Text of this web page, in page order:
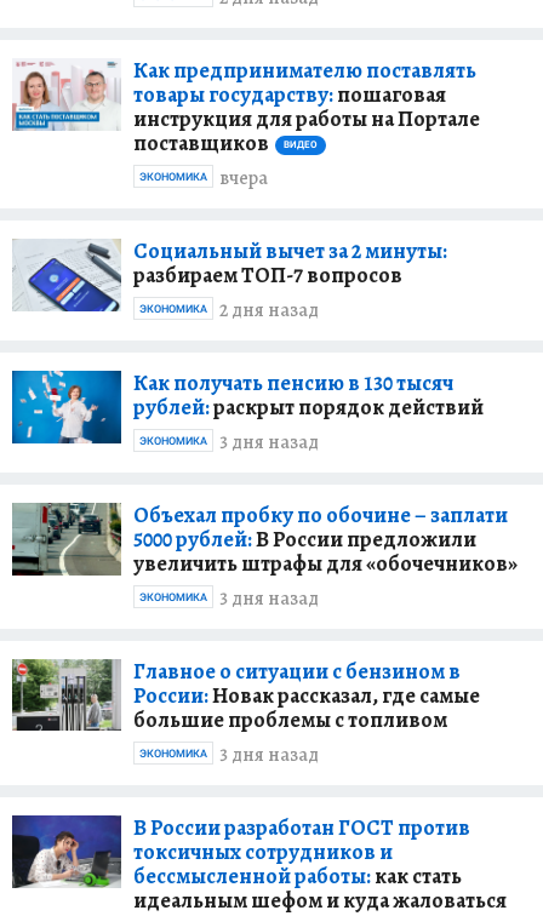
Как предпринимателю поставлять
товары государству:пошаговая
инструкция для работы на Портале
поставщиков
ВИДЕО
вчера
ЭКОНОМИКА
Социальный вычет за 2 минуты:
разбираем ТОП-7 вопросов
2 дня назад
ЭКОНОМИКА
Как получать пенсию в 130 тысяч
рублей:раскрыт порядок действий
3 дня назад
ЭКОНОМИКА
Объехал пробку по обочине – заплати
5000 рублей:В России предложили
увеличить штрафы для «обочечников»
3 дня назад
ЭКОНОМИКА
Главное о ситуации с бензином в
России:Новак рассказал, где самые
большие проблемы с топливом
3 дня назад
ЭКОНОМИКА
В России разработан ГОСТ против
токсичных сотрудников и
бессмысленной работы:как стать
идеальным шефом и куда жаловаться